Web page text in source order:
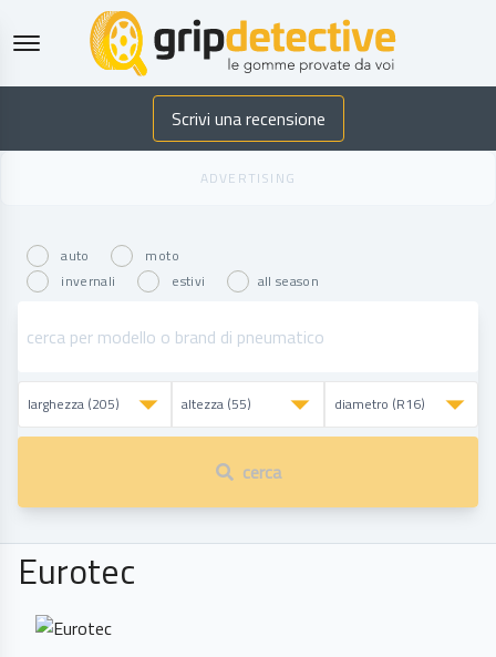
GripDetective
Scrivi una recensione
auto
moto
invernali
estivi all season
cerca
Eurotec